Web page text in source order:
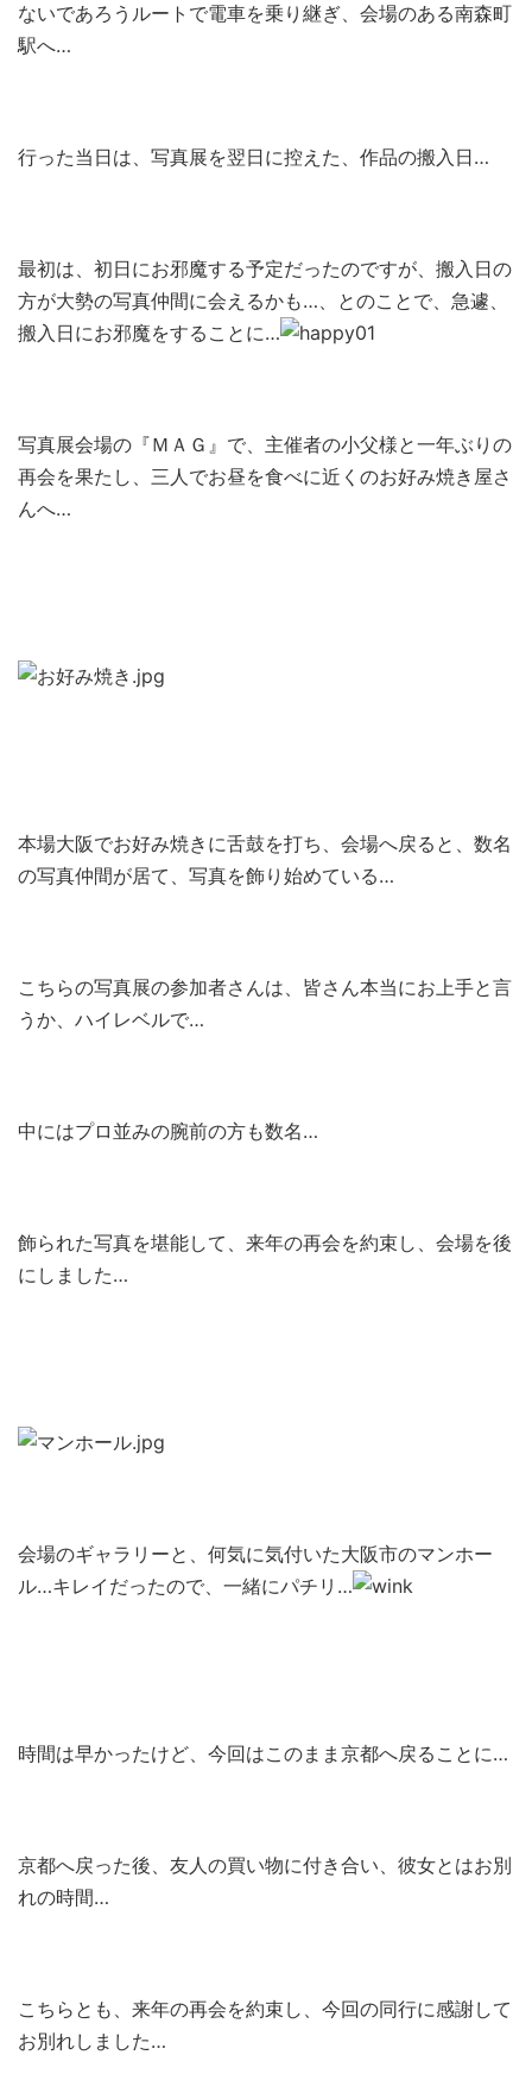
ないであろうルートで電車を乗り継ぎ、会場のある南森町
駅へ…
行った当日は、写真展を翌日に控えた、作品の搬入日…
最初は、初日にお邪魔する予定だったのですが、搬入日の
方が大勢の写真仲間に会えるかも…、とのことで、急遽、
搬入日にお邪魔をすることに…
写真展会場の『ＭＡＧ』で、主催者の小父様と一年ぶりの
再会を果たし、三人でお昼を食べに近くのお好み焼き屋さ
んへ…
本場大阪でお好み焼きに舌鼓を打ち、会場へ戻ると、数名
の写真仲間が居て、写真を飾り始めている…
こちらの写真展の参加者さんは、皆さん本当にお上手と言
うか、ハイレベルで…
中にはプロ並みの腕前の方も数名…
飾られた写真を堪能して、来年の再会を約束し、会場を後
にしました…
会場のギャラリーと、何気に気付いた大阪市のマンホー
ル…キレイだったので、一緒にパチリ…
時間は早かったけど、今回はこのまま京都へ戻ることに…
京都へ戻った後、友人の買い物に付き合い、彼女とはお別
れの時間…
こちらとも、来年の再会を約束し、今回の同行に感謝して
お別れしました…